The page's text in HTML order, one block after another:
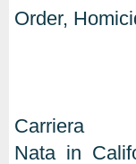
Order,
Carriera
Nata in